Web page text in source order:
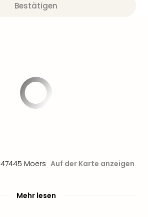
Bestätigen
47445 Moers Auf der Karte anzeigen
Mehr lesen